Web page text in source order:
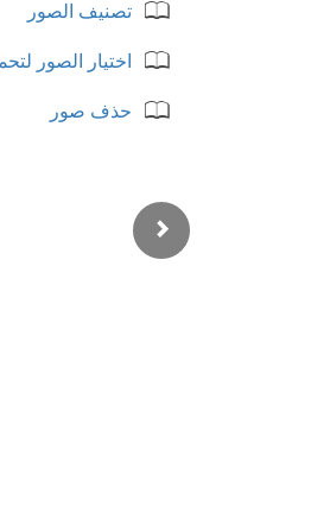
تصنيف الصور
اختيار الصور
حذف صور